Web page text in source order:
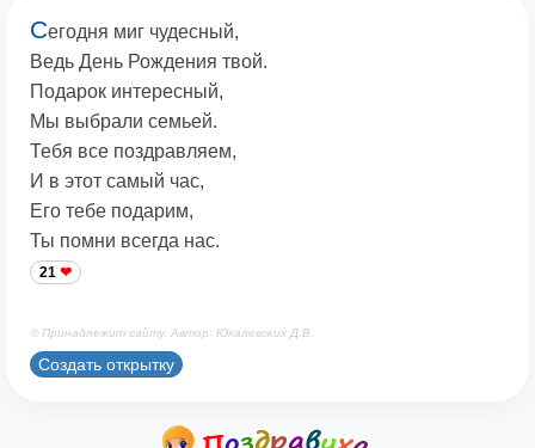
Сегодня миг чудесный,
Ведь День Рождения твой.
Подарок интересный,
Мы выбрали семьей.
Тебя все поздравляем,
И в этот самый час,
Его тебе подарим,
Ты помни всегда нас.
21
© Принадлежит сайту. Автор: Юкалевских Д.В.
Создать открытку